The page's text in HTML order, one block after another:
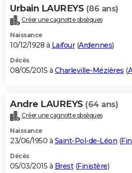
Urbain LAUREYS (86 ans)
Créer une cagnotte obsèques
Naissance
10/12/1928 à Laifour(Ardennes)
Décès
08/05/2015 à Charleville-Mézières (
Andre LAUREYS (64 ans)
Créer une cagnotte obsèques
Naissance
23/06/1950 à Saint-Pol-de-Léon (
Décès
05/03/2015 à Brest(Finistère)